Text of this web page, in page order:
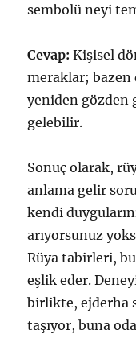
sembolü neyi
Cevap: Kişisel
meraklar;
yeniden gözden
gelebilir.
Sonuç olarak,
anlama gelir
kendi
arıyorsunuz
Rüya tabirleri,
eşlik eder.
birlikte, ejderha
taşıyor, buna